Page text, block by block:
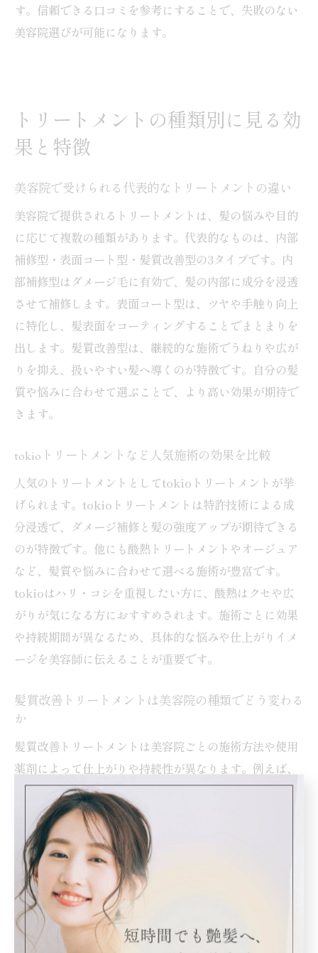
す。信頼できる口コミを参考にすることで、失敗のない
美容院選びが可能になります。
トリートメントの種類別に見る効
果と特徴
美容院で受けられる代表的なトリートメントの違い
美容院で提供されるトリートメントは、髪の悩みや目的
に応じて複数の種類があります。代表的なものは、内部
補修型・表面コート型・髪質改善型の3タイプです。内
部補修型はダメージ毛に有効で、髪の内部に成分を浸透
させて補修します。表面コート型は、ツヤや手触り向上
に特化し、髪表面をコーティングすることでまとまりを
出します。髪質改善型は、継続的な施術でうねりや広が
りを抑え、扱いやすい髪へ導くのが特徴です。自分の髪
質や悩みに合わせて選ぶことで、より高い効果が期待で
きます。
tokioトリートメントなど人気施術の効果を比較
人気のトリートメントとしてtokioトリートメントが挙
げられます。tokioトリートメントは特許技術による成
分浸透で、ダメージ補修と髪の強度アップが期待できる
のが特徴です。他にも酸熱トリートメントやオージュア
など、髪質や悩みに合わせて選べる施術が豊富です。
tokioはハリ・コシを重視したい方に、酸熱はクセや広
がりが気になる方におすすめされます。施術ごとに効果
や持続期間が異なるため、具体的な悩みや仕上がりイメ
ージを美容師に伝えることが重要です。
髪質改善トリートメントは美容院の種類でどう変わる
か
髪質改善トリートメントは美容院ごとの施術方法や使用
薬剤によって仕上がりや持続性が異なります。例えば、
専門的なケアを得意とするサロンではオーダーメイドの
施術や最新技術を取り入れている場合が多く、より高い
髪質改善効果が期待できます。一方、一般的な美容院で
は、スタンダードなトリートメントが主流で、コストや
手軽さを重視する方に向いています。それぞれの美容院
の特長や強みを把握し、目的に合った選択をすることが
理想の髪質改善への近道です。